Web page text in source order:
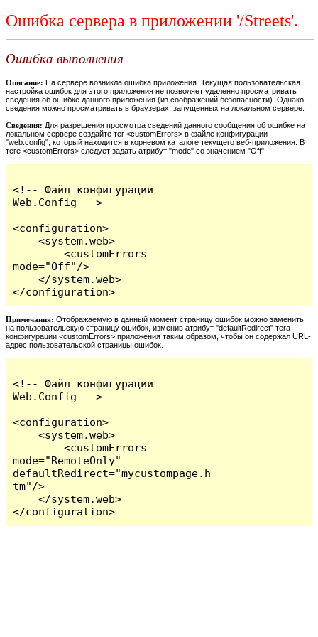
Ошибка сервера в приложении '/Streets'.
Ошибка выполнения
Описание: На сервере возникла ошибка приложения. Текущая пользовательская
настройка ошибок для этого приложения не позволяет удаленно просматривать
сведения об ошибке данного приложения (из соображений безопасности). Однако,
сведения можно просматривать в браузерах, запущенных на локальном сервере.
Сведения: Для разрешения просмотра сведений данного сообщения об ошибке на
локальном сервере создайте тег <customErrors> в файле конфигурации
"web.config", который находится в корневом каталоге текущего веб-приложения. В
теге <customErrors> следует задать атрибут "mode" со значением "Off".
<!-- Файл конфигурации
Web.Config -->
<configuration>
    <system.web>
        <customErrors
mode="Off"/>
    </system.web>
</configuration>
Примечания: Отображаемую в данный момент страницу ошибок можно заменить
на пользовательскую страницу ошибок, изменив атрибут "defaultRedirect" тега
конфигурации <customErrors> приложения таким образом, чтобы он содержал URL-
адрес пользовательской страницы ошибок.
<!-- Файл конфигурации
Web.Config -->
<configuration>
    <system.web>
        <customErrors
mode="RemoteOnly"
defaultRedirect="mycustompage.h
tm"/>
    </system.web>
</configuration>